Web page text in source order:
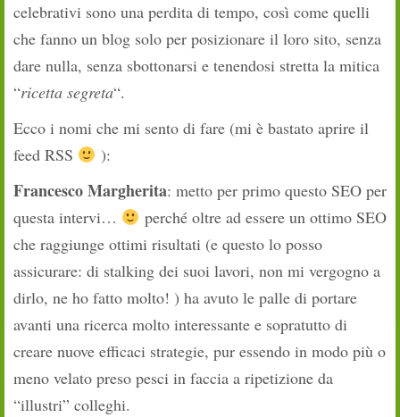
celebrativi sono una perdita di tempo, così come quelli
che fanno un blog solo per posizionare il loro sito, senza
dare nulla, senza sbottonarsi e tenendosi stretta la mitica
“ricetta segreta“.
Ecco i nomi che mi sento di fare (mi è bastato aprire il
feed RSS
):
Francesco Margherita: metto per primo questo SEO per
questa intervi…
perché oltre ad essere un ottimo SEO
che raggiunge ottimi risultati (e questo lo posso
assicurare: di stalking dei suoi lavori, non mi vergogno a
dirlo, ne ho fatto molto! ) ha avuto le palle di portare
avanti una ricerca molto interessante e sopratutto di
creare nuove efficaci strategie, pur essendo in modo più o
meno velato preso pesci in faccia a ripetizione da
“illustri” colleghi.